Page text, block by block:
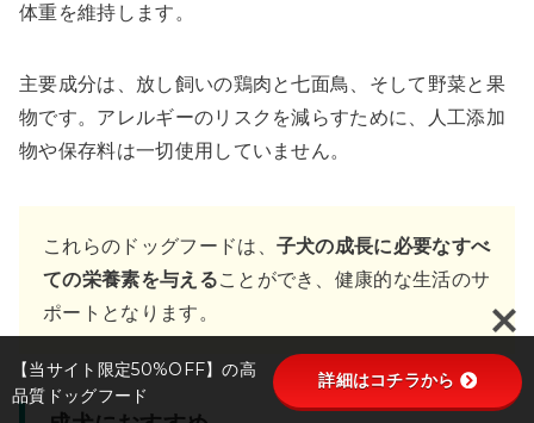
体重を維持します。
主要成分は、放し飼いの鶏肉と七面鳥、そして野菜と果
物です。アレルギーのリスクを減らすために、人工添加
物や保存料は一切使用していません。
これらのドッグフードは、 子犬の成長に必要なすべ
ての栄養素を与えることができ、健康的な生活のサ
ポートとなります。
【当サイト限定50%OFF】の高
品質ドッグフード
詳細はコチラから